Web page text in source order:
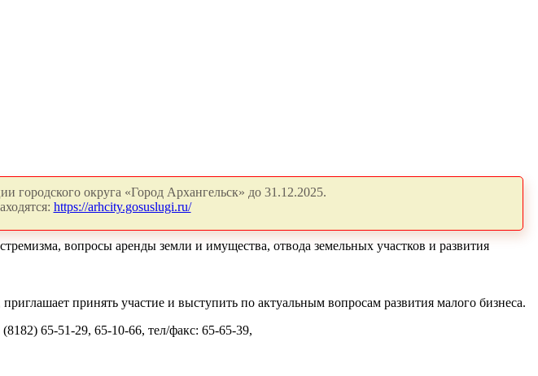
городского округа «Город Архангельск» до 31.12.2025.
https://arhcity.gosuslugi.ru/
вопросы аренды земли и имущества, отвода земельных участков и развития
принять участие и выступить по актуальным вопросам развития малого бизнеса.
65-51-29, 65-10-66, тел/факс: 65-65-39,